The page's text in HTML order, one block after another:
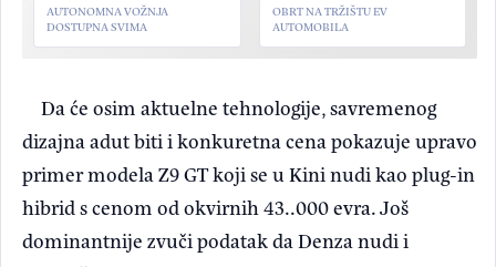
AUTONOMNA VOŽNJA
DOSTUPNA SVIMA
OBRT NA TRŽIŠTU EV
AUTOMOBILA
Da će osim aktuelne tehnologije, savremenog
dizajna adut biti i konkuretna cena pokazuje upravo
primer modela Z9 GT koji se u Kini nudi kao plug-in
hibrid s cenom od okvirnih 43..000 evra. Još
dominantnije zvuči podatak da Denza nudi i